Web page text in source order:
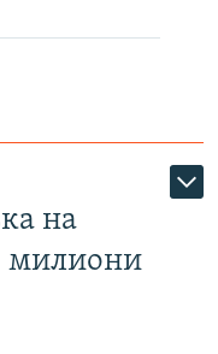
на
милиони